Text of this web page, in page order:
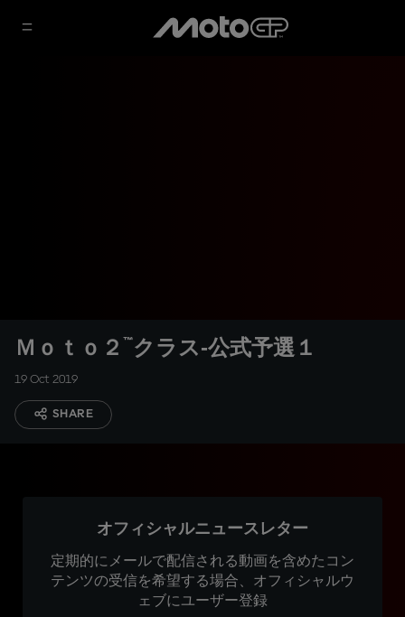
Ｍｏｔｏ２™クラス‐公式予選１
19 Oct 2019
SHARE
オフィシャルニュースレター
定期的にメールで配信される動画を含めたコン
テンツの受信を希望する場合、オフィシャルウ
ェブにユーザー登録